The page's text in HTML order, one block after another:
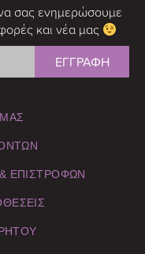
σας ενημερώσουμε
και νέα μας
ΕΠΙΣΤΡΟΦΩΝ